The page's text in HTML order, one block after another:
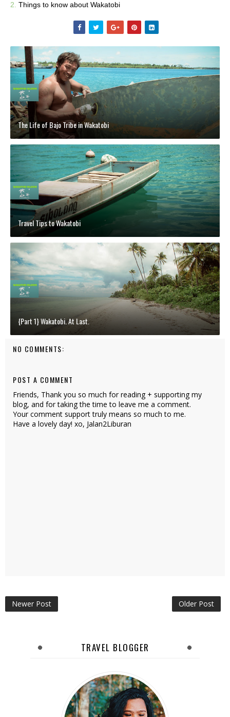
2. Things to know about Wakatobi
The Life of Bajo Tribe in Wakatobi
Travel Tips to Wakatobi
{Part 1} Wakatobi. At Last.
NO COMMENTS:
POST A COMMENT
Friends, Thank you so much for reading + supporting my
blog, and for taking the time to leave me a comment.
Your comment support truly means so much to me.
Have a lovely day! xo, Jalan2Liburan
Newer Post Older Post
TRAVEL BLOGGER